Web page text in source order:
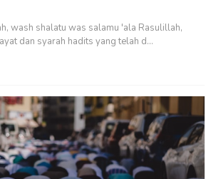
wash shalatu was salamu 'ala Rasulillah,
dan syarah hadits yang telah d...